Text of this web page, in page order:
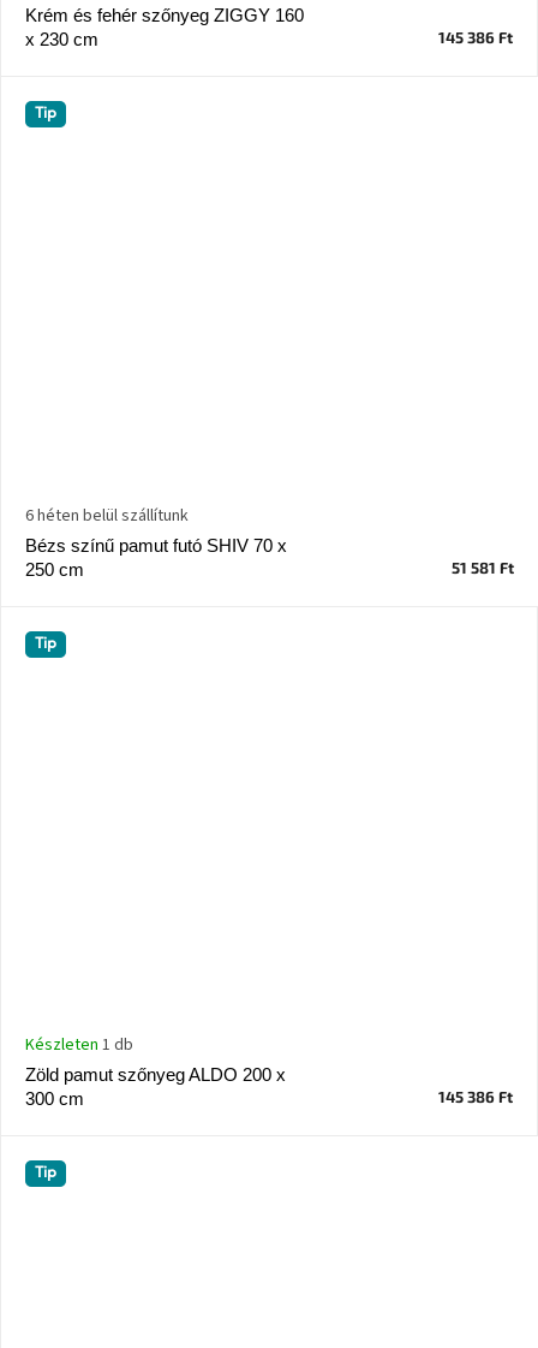
Krém és fehér szőnyeg ZIGGY 160
x 230 cm
145 386 Ft
Tip
Bézs színű pamut futó SHIV 70 x
250 cm
6 héten belül szállítunk
51 581 Ft
Tip
Zöld pamut szőnyeg ALDO 200 x
300 cm
Készleten 1 db
145 386 Ft
Tip